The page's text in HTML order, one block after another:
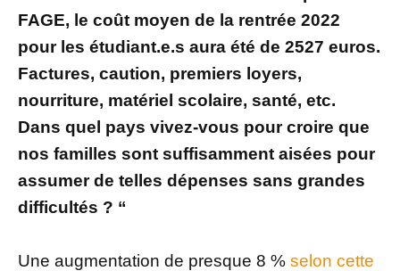
FAGE, le coût moyen de la rentrée 2022
pour les étudiant.e.s aura été de 2527 euros.
Factures, caution, premiers loyers,
nourriture, matériel scolaire, santé, etc.
Dans quel pays vivez-vous pour croire que
nos familles sont suffisamment aisées pour
assumer de telles dépenses sans grandes
difficultés ? “
Une augmentation de presque 8 % selon cette